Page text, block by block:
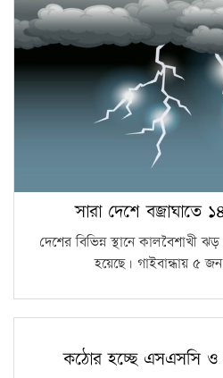
সারা দেশে বজ্রাঘাতে
দেশের বিভিন্ন স্থানে কালবৈশাখী
হয়েছে। গাইবান্ধায় ৫
কঠোর হচ্ছে এসএসসি ও